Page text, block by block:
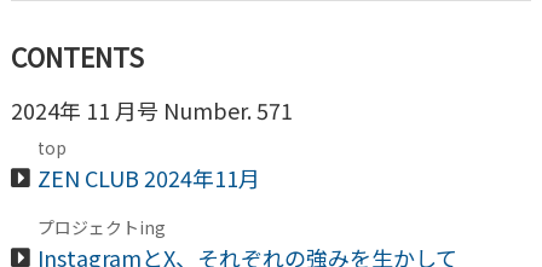
CONTENTS
2024年 11 月号 Number. 571
top
ZEN CLUB 2024年11月
プロジェクトing
InstagramとX、それぞれの強みを生かして